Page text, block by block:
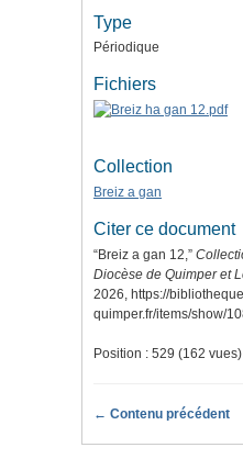
Type
Périodique
Fichiers
Collection
Breiz a gan
Citer ce document
“Breiz a gan 12,”
Diocèse de Quimper et
2026, https://
quimper.fr/items/show/
Position : 529 (162 vues)
← Contenu précédent